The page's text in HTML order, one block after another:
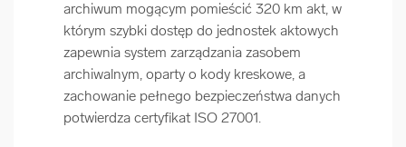
archiwum mogącym pomieścić 320 km akt, w
którym szybki dostęp do jednostek aktowych
zapewnia system zarządzania zasobem
archiwalnym, oparty o kody kreskowe, a
zachowanie pełnego bezpieczeństwa danych
potwierdza certyfikat ISO 27001.